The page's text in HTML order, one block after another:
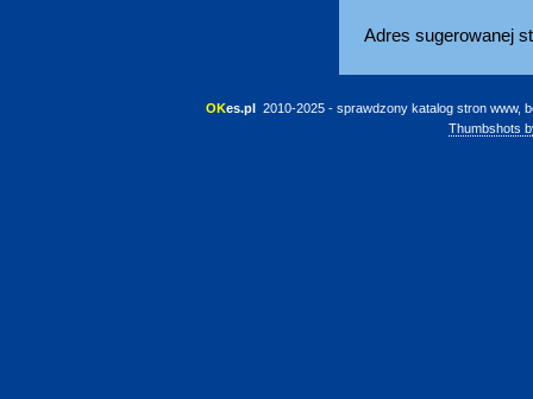
Adres sugerowanej
OKes.pl
 2010-2025 - sprawdzony katalog stron www,
Thumbshots